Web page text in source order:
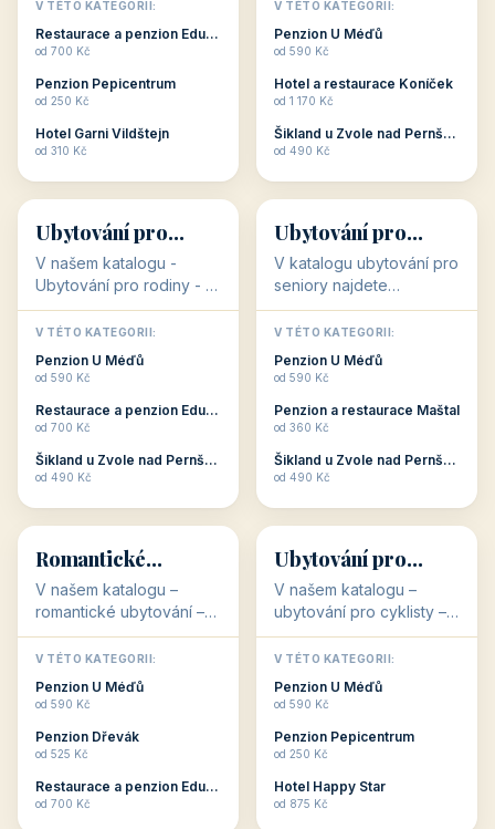
dovolenou přímo
souvisejí. Aktivní
odpočinek jso...
V TÉTO KATEGORII:
Restaurace a penzion Eduard
od 700 Kč
Penzion Pepicentrum
od 250 Kč
Hotel Garni Vildštejn
od 310 Kč
cenově dostupné
ubytování v ČR. Budete
c...
V TÉTO KATEGORII:
Penzion U Méďů
od 590 Kč
Hotel a restaurace Koníček
od 1 170 Kč
Šikland u Zvole nad Pernštejnem
od 490 Kč
👨‍👩‍👧‍👦
👨‍👩‍👧‍👦
34 objektů
Ubytování pro
rodiny
V našem katalogu -
Ubytování pro rodiny -
jsou pro Vás připraveny
objekty, které svojí
polohou či vybaveností,
nabízí klidné ubytování
V TÉTO KATEGORII:
Penzion U Méďů
od 590 Kč
Restaurace a penzion Eduard
od 700 Kč
Šikland u Zvole nad Pernštejnem
od 490 Kč
🧓
🧓
33 objektů
Ubytování pro
seniory
V katalogu ubytování pro
seniory najdete
penziony a hotely, které
jsou přizpůsobeny pro
ubytování klientů vyššího
věku. Některé z nich
V TÉTO KATEGORII:
Penzion U Méďů
od 590 Kč
Penzion a restaurace Maštal
od 360 Kč
Šikland u Zvole nad Pernštejnem
od 490 Kč
💕
💕
Romantické
ubytování
V našem katalogu –
romantické ubytování –
jsou pro Vás připraveny
objekty, které svojí
stavbou, polohou anebo
zaměřením nabízí
Romantické ...
V TÉTO KATEGORII:
Penzion U Méďů
od 590 Kč
Penzion Dřevák
od 525 Kč
Restaurace a penzion Eduard
od 700 Kč
🚴
🚴
32 objektů
Ubytování pro
cyklisty
V našem katalogu –
ubytování pro cyklisty –
jsou pro Vás připraveny
objekty, které jsou na
milovníky cykloturistiky
připraveny. Většinou mají
V TÉTO KATEGORII:
Penzion U Méďů
od 590 Kč
Penzion Pepicentrum
od 250 Kč
Hotel Happy Star
od 875 Kč
👥 💼